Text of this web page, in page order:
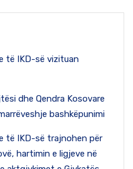
të IKD-së vizituan
dhe Qendra Kosovare
bashkëpunimi
të IKD-së trajnohen për
hartimin e ligjeve në